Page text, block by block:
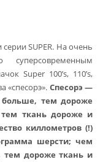
SUPER. На очень
суперсовременным
Super 100’s, 110’s,
«спесорэ». Спесорэ —
тем дороже
ткань дороже и
киллометров (!)
шерсти; чем
дороже ткань и